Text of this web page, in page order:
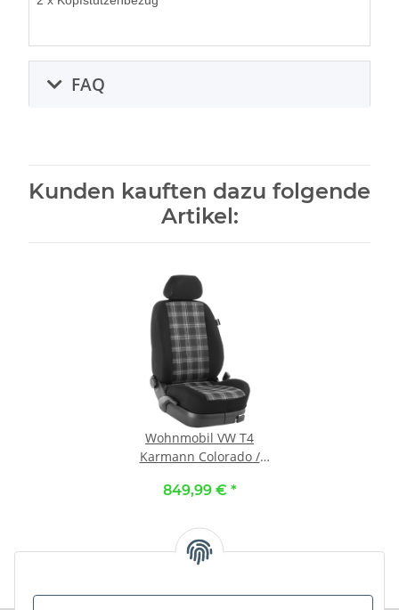
FAQ
Kunden kauften dazu folgende
Artikel:
Wohnmobil VW T4
Karmann Colorado /
Rücksitzbezug :: 007. Stoff
849,99 € *